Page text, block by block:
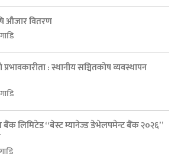
औजार वितरण
प्रभावकारीता : स्थानीय सञ्चितकोष व्यवस्थापन
बैंक लिमिटेड “बेस्ट म्यानेज्ड डेभेलपमेन्ट बैंक २०२६”